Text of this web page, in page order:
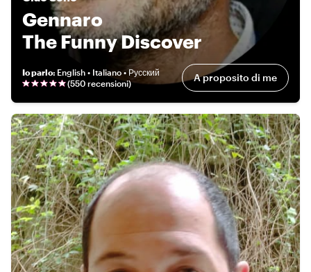
Gennaro
The Funny Discover
Io parlo: English • Italiano • Русский
(550 recensioni) A proposito di me